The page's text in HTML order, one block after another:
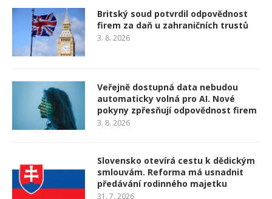
Britský soud potvrdil odpovědnost
firem za daň u zahraničních trustů
3. 8. 2026
Veřejně dostupná data nebudou
automaticky volná pro AI. Nové
pokyny zpřesňují odpovědnost firem
3. 8. 2026
Slovensko otevírá cestu k dědickým
smlouvám. Reforma má usnadnit
předávání rodinného majetku
31. 7. 2026